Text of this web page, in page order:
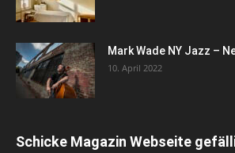
Mark Wade NY Jazz –
10. April 2022
Schicke Magazin Webseite